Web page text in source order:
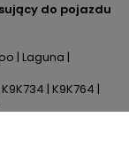
do pojazdu
| Laguna |
| K9K764 |